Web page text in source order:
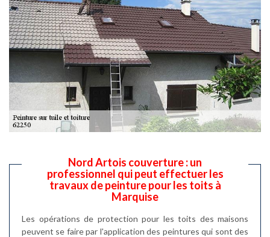
Nord Artois couverture : un
professionnel qui peut effectuer les
travaux de peinture pour les toits à
Marquise
Les opérations de protection pour les toits des maisons
peuvent se faire par l'application des peintures qui sont des